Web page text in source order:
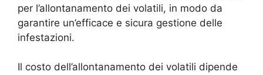
per l’allontanamento dei volatili, in modo da
garantire un’efficace e sicura gestione delle
infestazioni.
Il costo dell’allontanamento dei volatili dipende